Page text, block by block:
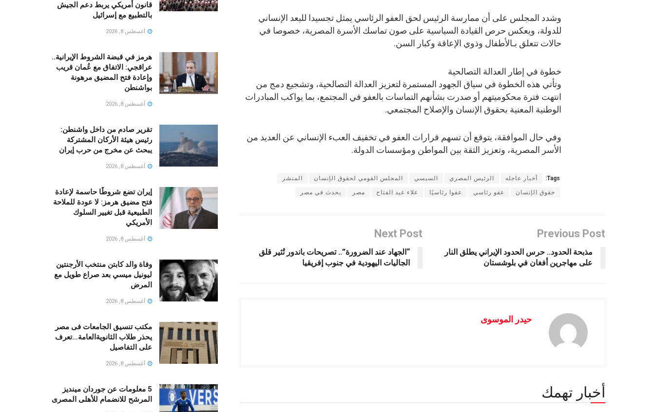
وشدد المجلس على أن ممارسة الرئيس لحق العفو الرئاسي يمثل تجسيدا للبعد الإنساني
للدولة، ويعكس حرص القيادة السياسية على صون تماسك الأسرة المصرية، خصوصا في
حالات تتعلق بـالأطفال وذوي الإعاقة وكبار السن.
خطوة في إطار العدالة التصالحية
وتأتي هذه الخطوة في سياق الجهود المستمرة لتعزيز العدالة التصالحية، وتشجيع دمج من
انتهت فترة محكوميتهم أو صدرت بشأنهم التماسات بالعفو في المجتمع، بما يواكب المبادرات
الوطنية المعنية بحقوق الإنسان والإصلاح المجتمعي.
وفي حال الموافقة، يتوقع أن تسهم قرارات العفو في تخفيف العبء الإنساني عن العديد من
الأسر المصرية، وتعزيز الثقة بين المواطن ومؤسسات الدولة.
Tags: أخبار عاجله الرئيس المصري السيسي المجلس القومي لحقوق الإنسان المنشر
حقوق الإنسان عفو رئاسي عفوا رئاسيًا علاء عبد الفتاح مصر يحدث في مصر
Previous Post
مذبحة الحدود.. حرس الحدود الإيراني يطلق النار
على مهاجرين أفغان في بلوشستان
Next Post
“الجهاد عند الضرورة”.. تصريحات باندور تُثير قلق
الجاليات اليهودية في جنوب إفريقيا
حيدر الموسوى
أخبار تهمك
قانون أمريكي يربط دعم الجيش
بالتطبيع مع إسرائيل
أغسطس 8, 2026
هرمز في قبضة الشروط الإيرانية..
عراقجي: الاتفاق مع عُمان قريب
وإعادة فتح المضيق مرهونة
بواشنطن
أغسطس 8, 2026
تقرير صادم من داخل واشنطن:
رئيس هيئة الأركان المشتركة
يبحث عن مخرج من حرب إيران
أغسطس 8, 2026
إيران تضع شروطًا حاسمة لإعادة
فتح مضيق هرمز: لا عودة للملاحة
الطبيعية قبل تغيير السلوك
الأمريكي
أغسطس 8, 2026
وفاة والد كابتن منتخب الأرجنتين
ليونيل ميسي بعد صراع طويل مع
المرض
أغسطس 8, 2026
مكتب تنسيق الجامعات فى مصر
يحذر طلاب الثانويةالعامة…تعرف
على التفاصيل
أغسطس 8, 2026
5 معلومات عن جوردان مينديز
المرشح للانضمام للأهلى المصرى